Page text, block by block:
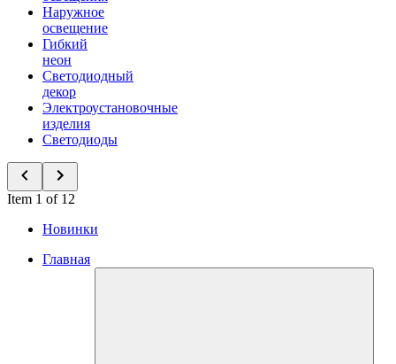
Наружное
освещение
Гибкий
неон
Светодиодный
декор
Электроустановочные
изделия
Светодиоды
Item 1 of 12
Новинки
Главная